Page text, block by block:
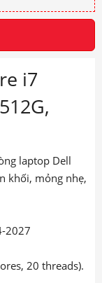
i7
laptop Dell
khối, mỏng nhẹ,
2027
20 threads).